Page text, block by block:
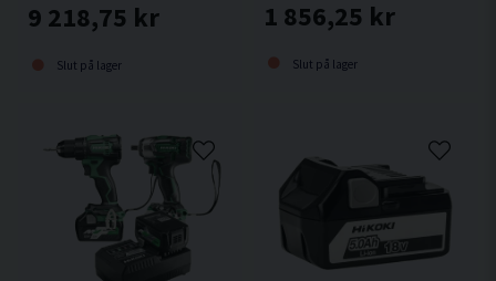
9 218,75 kr
Slut på lager
1 856,25 kr
Slut på lager